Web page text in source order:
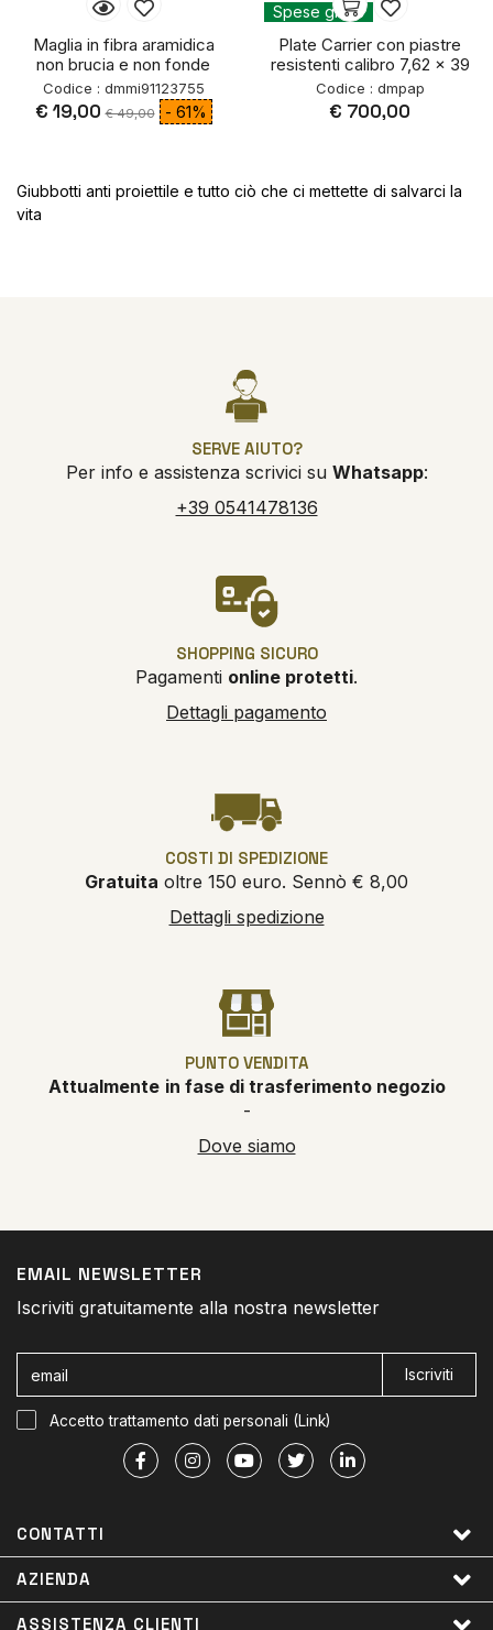
Maglia in fibra aramidica
non brucia e non fonde
Codice : dmmi91123755
€ 19,00 € 49,00 - 61%
Spese gratis
Plate Carrier con piastre
resistenti calibro 7,62 x 39
Codice : dmpap
€ 700,00
Giubbotti anti proiettile e tutto ciò che ci mettette di salvarci la
vita
SERVE AIUTO?
Per info e assistenza scrivici su Whatsapp:
+39 0541478136
SHOPPING SICURO
Pagamenti online protetti.
Dettagli pagamento
COSTI DI SPEDIZIONE
Gratuita oltre 150 euro. Sennò € 8,00
Dettagli spedizione
PUNTO VENDITA
Attualmente in fase di trasferimento negozio
-
Dove siamo
EMAIL NEWSLETTER
Iscriviti gratuitamente alla nostra newsletter
Iscriviti
Accetto trattamento dati personali (Link)
CONTATTI
AZIENDA
ASSISTENZA CLIENTI